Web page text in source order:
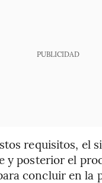
PUBLICIDAD
requisitos, el
posterior el
concluir en la